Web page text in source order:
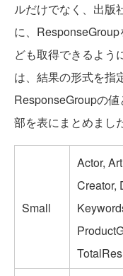
ルだけでなく、出版
に、
ども取得できるよう
は、結果の形式を指
ResponseGroupの
部を表にまとめました
Small
Actor,
Creator,